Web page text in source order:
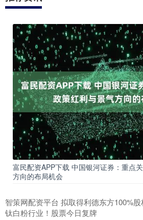
富民配资APP下载 中国银河证券：重点
方向的布局机会
智策网配资平台 拟取得利德东方100%
钛白粉行业！股票今日复牌